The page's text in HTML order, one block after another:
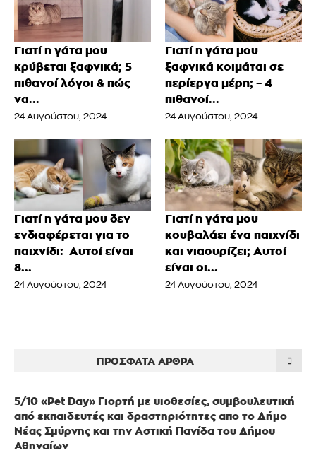
Γιατί η γάτα μου
κρύβεται ξαφνικά; 5
πιθανοί λόγοι & πώς
να...
24 Αυγούστου, 2024
Γιατί η γάτα μου
ξαφνικά κοιμάται σε
περίεργα μέρη; – 4
πιθανοί...
24 Αυγούστου, 2024
Γιατί η γάτα μου δεν
ενδιαφέρεται για το
παιχνίδι: Αυτοί είναι
8...
24 Αυγούστου, 2024
Γιατί η γάτα μου
κουβαλάει ένα παιχνίδι
και νιαουρίζει; Αυτοί
είναι οι...
24 Αυγούστου, 2024
ΠΡΌΣΦΑΤΑ ΆΡΘΡΑ
5/10 «Pet Day» Γιορτή με υιοθεσίες, συμβουλευτική
από εκπαιδευτές και δραστηριότητες απο το Δήμο
Νέας Σμύρνης και την Αστική Πανίδα του Δήμου
Αθηναίων